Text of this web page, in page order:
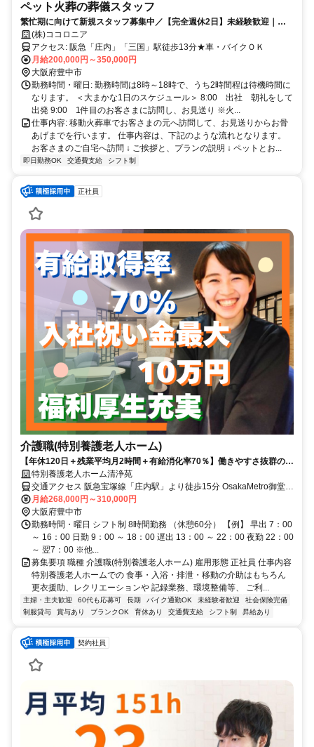
ペット火葬の葬儀スタッフ
繁忙期に向けて新規スタッフ募集中／【完全週休2日】未経験歓迎｜月
給20万～35万円＋歩合｜ペットのお見送りスタッフ
(株)ココロニア
アクセス: 阪急「庄内」「三国」駅徒歩13分★車・バイクＯＫ
月給200,000円～350,000円
大阪府豊中市
勤務時間・曜日: 勤務時間は8時～18時で、うち2時間程は待機時間に
なります。 ＜大まかな1日のスケジュール＞ 8:00 出社 朝礼をして
出発 9:00 1件目のお客さまに訪問し、お見送り ※火...
仕事内容: 移動火葬車でお客さまの元へ訪問して、お見送りからお骨
あげまでを行います。 仕事内容は、下記のような流れとなります。
お客さまのご自宅へ訪問 ↓ ご挨拶と、プランの説明 ↓ ペットとお...
即日勤務OK 交通費支給 シフト制
正社員
介護職(特別養護老人ホーム)
【年休120日＋残業平均月2時間＋有給消化率70％】働きやすさ抜群の介
護士（豊中市豊南町東）
特別養護老人ホーム清浄苑
交通アクセス 阪急宝塚線「庄内駅」より徒歩15分 OsakaMetro御堂筋
直結！北大阪急行「江坂駅」より徒歩20分
月給268,000円～310,000円
大阪府豊中市
勤務時間・曜日 シフト制 8時間勤務 （休憩60分） 【例】 早出 7：00
～ 16：00 日勤 9：00 ～ 18：00 遅出 13：00 ～ 22：00 夜勤 22：00
～ 翌7：00 ※他...
募集要項 職種 介護職(特別養護老人ホーム) 雇用形態 正社員 仕事内容
特別養護老人ホームでの 食事・入浴・排泄・移動の介助はもちろん
更衣援助、レクリエーションや 記録業務、環境整備等、 ご利...
主婦・主夫歓迎 60代も応募可 長期 バイク通勤OK 未経験者歓迎
社会保険完備
制服貸与
賞与あり ブランクOK 育休あり 交通費支給 シフト制 昇給あり
契約社員